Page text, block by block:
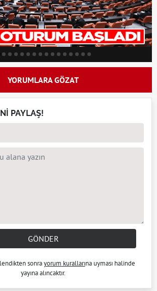
YORUMLARA GÖZAT
PAYLAŞ!
GÖNDER
sonrayorum kurallarına uyması halinde
yayına alıncaktır.